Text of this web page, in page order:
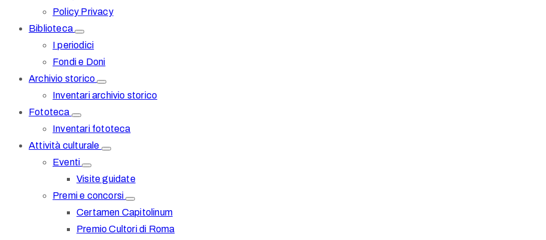
Policy Privacy
Biblioteca
I periodici
Fondi e Doni
Archivio storico
Inventari archivio storico
Fototeca
Inventari fototeca
Attività culturale
Eventi
Visite guidate
Premi e concorsi
Certamen Capitolinum
Premio Cultori di Roma